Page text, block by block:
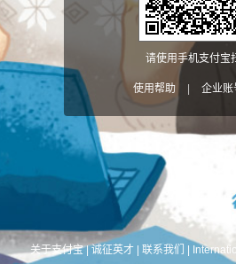
请使用手机支付宝
使用帮助 企业账
关于支付宝|诚征英才 联系我们